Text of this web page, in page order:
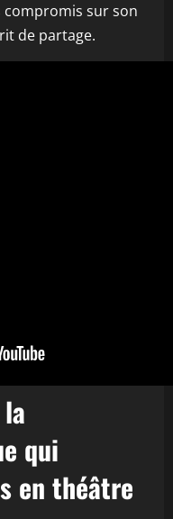
compromis sur son
de partage.
qui
en théâtre